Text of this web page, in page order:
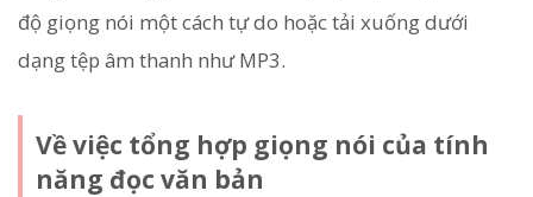
độ giọng nói một cách tự do hoặc tải xuống dưới
dạng tệp âm thanh như MP3.
Về việc tổng hợp giọng nói của tính
năng đọc văn bản